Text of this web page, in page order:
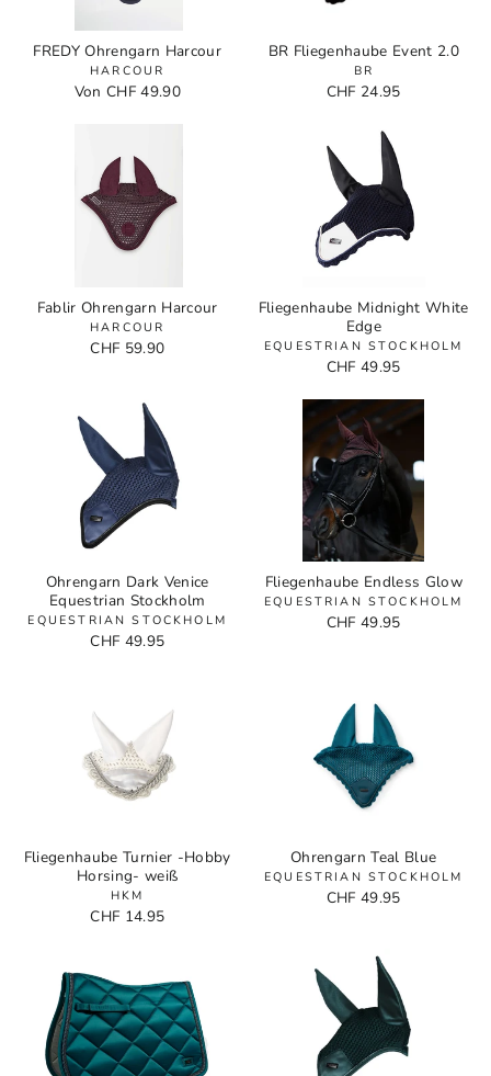
FREDY Ohrengarn Harcour
HARCOUR
Von CHF 49.90
BR Fliegenhaube Event 2.0
BR
CHF 24.95
Fablir Ohrengarn Harcour
HARCOUR
CHF 59.90
Fliegenhaube Midnight White
Edge
EQUESTRIAN STOCKHOLM
CHF 49.95
Ohrengarn Dark Venice
Equestrian Stockholm
EQUESTRIAN STOCKHOLM
CHF 49.95
Fliegenhaube Endless Glow
EQUESTRIAN STOCKHOLM
CHF 49.95
Fliegenhaube Turnier -Hobby
Horsing- weiß
HKM
CHF 14.95
Ohrengarn Teal Blue
EQUESTRIAN STOCKHOLM
CHF 49.95